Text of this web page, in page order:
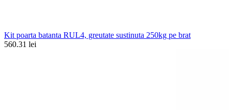
Kit poarta batanta RUL4, greutate sustinuta 250kg pe brat
560.31 lei